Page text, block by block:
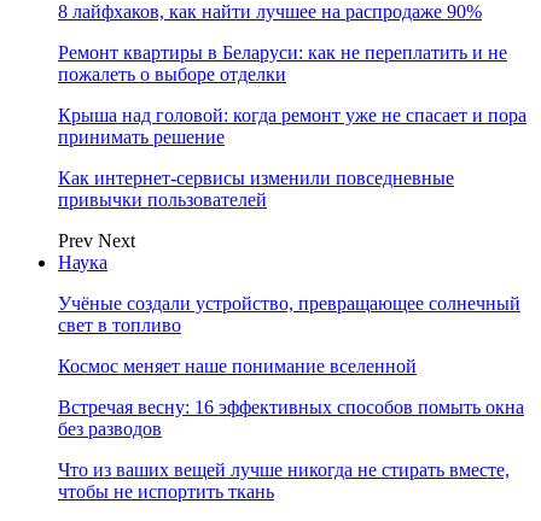
8 лайфхаков, как найти лучшее на распродаже 90%
Ремонт квартиры в Беларуси: как не переплатить и не
пожалеть о выборе отделки
Крыша над головой: когда ремонт уже не спасает и пора
принимать решение
Как интернет-сервисы изменили повседневные
привычки пользователей
Prev Next
Наука
Учёные создали устройство, превращающее солнечный
свет в топливо
Космос меняет наше понимание вселенной
Встречая весну: 16 эффективных способов помыть окна
без разводов
Что из ваших вещей лучше никогда не стирать вместе,
чтобы не испортить ткань